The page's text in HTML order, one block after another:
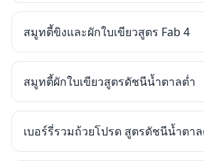
สมูทตี้ขิงและผักใบเขียวสูตร Fab 4
สมูทตี้ผักใบเขียวสูตรดัชนีน้ำตาลต่ำ
เบอร์รี่รวมถ้วยโปรด สูตรดัชนีน้ำตา